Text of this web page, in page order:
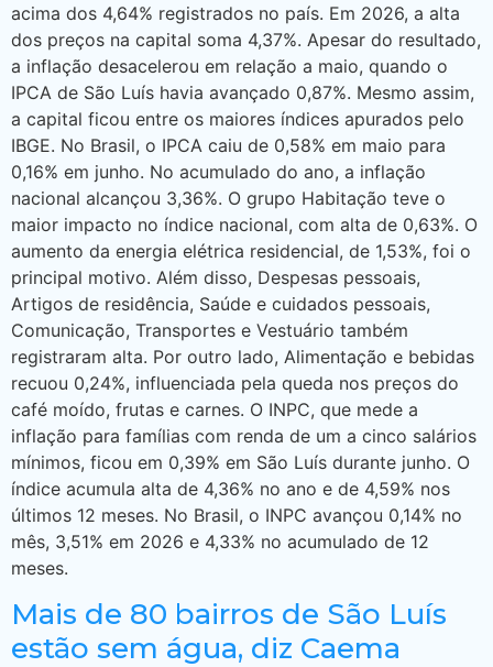
acima dos 4,64% registrados no país. Em 2026, a alta
dos preços na capital soma 4,37%. Apesar do resultado,
a inflação desacelerou em relação a maio, quando o
IPCA de São Luís havia avançado 0,87%. Mesmo assim,
a capital ficou entre os maiores índices apurados pelo
IBGE. No Brasil, o IPCA caiu de 0,58% em maio para
0,16% em junho. No acumulado do ano, a inflação
nacional alcançou 3,36%. O grupo Habitação teve o
maior impacto no índice nacional, com alta de 0,63%. O
aumento da energia elétrica residencial, de 1,53%, foi o
principal motivo. Além disso, Despesas pessoais,
Artigos de residência, Saúde e cuidados pessoais,
Comunicação, Transportes e Vestuário também
registraram alta. Por outro lado, Alimentação e bebidas
recuou 0,24%, influenciada pela queda nos preços do
café moído, frutas e carnes. O INPC, que mede a
inflação para famílias com renda de um a cinco salários
mínimos, ficou em 0,39% em São Luís durante junho. O
índice acumula alta de 4,36% no ano e de 4,59% nos
últimos 12 meses. No Brasil, o INPC avançou 0,14% no
mês, 3,51% em 2026 e 4,33% no acumulado de 12
meses.
Mais de 80 bairros de São Luís
estão sem água, diz Caema